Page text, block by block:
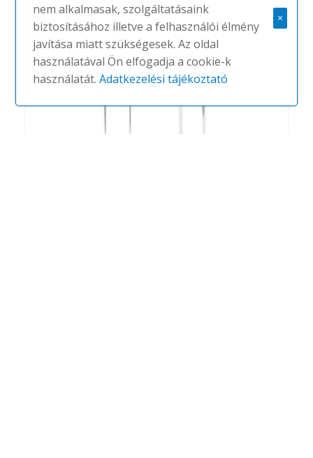
nem alkalmasak, szolgáltatásaink
biztosításához illetve a felhasználói élmény
javítása miatt szükségesek. Az oldal
használatával Ön elfogadja a cookie-k
használatát.Adatkezelési tájékoztató
×